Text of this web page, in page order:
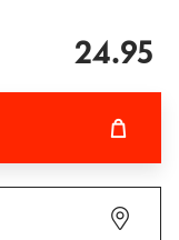
24.95